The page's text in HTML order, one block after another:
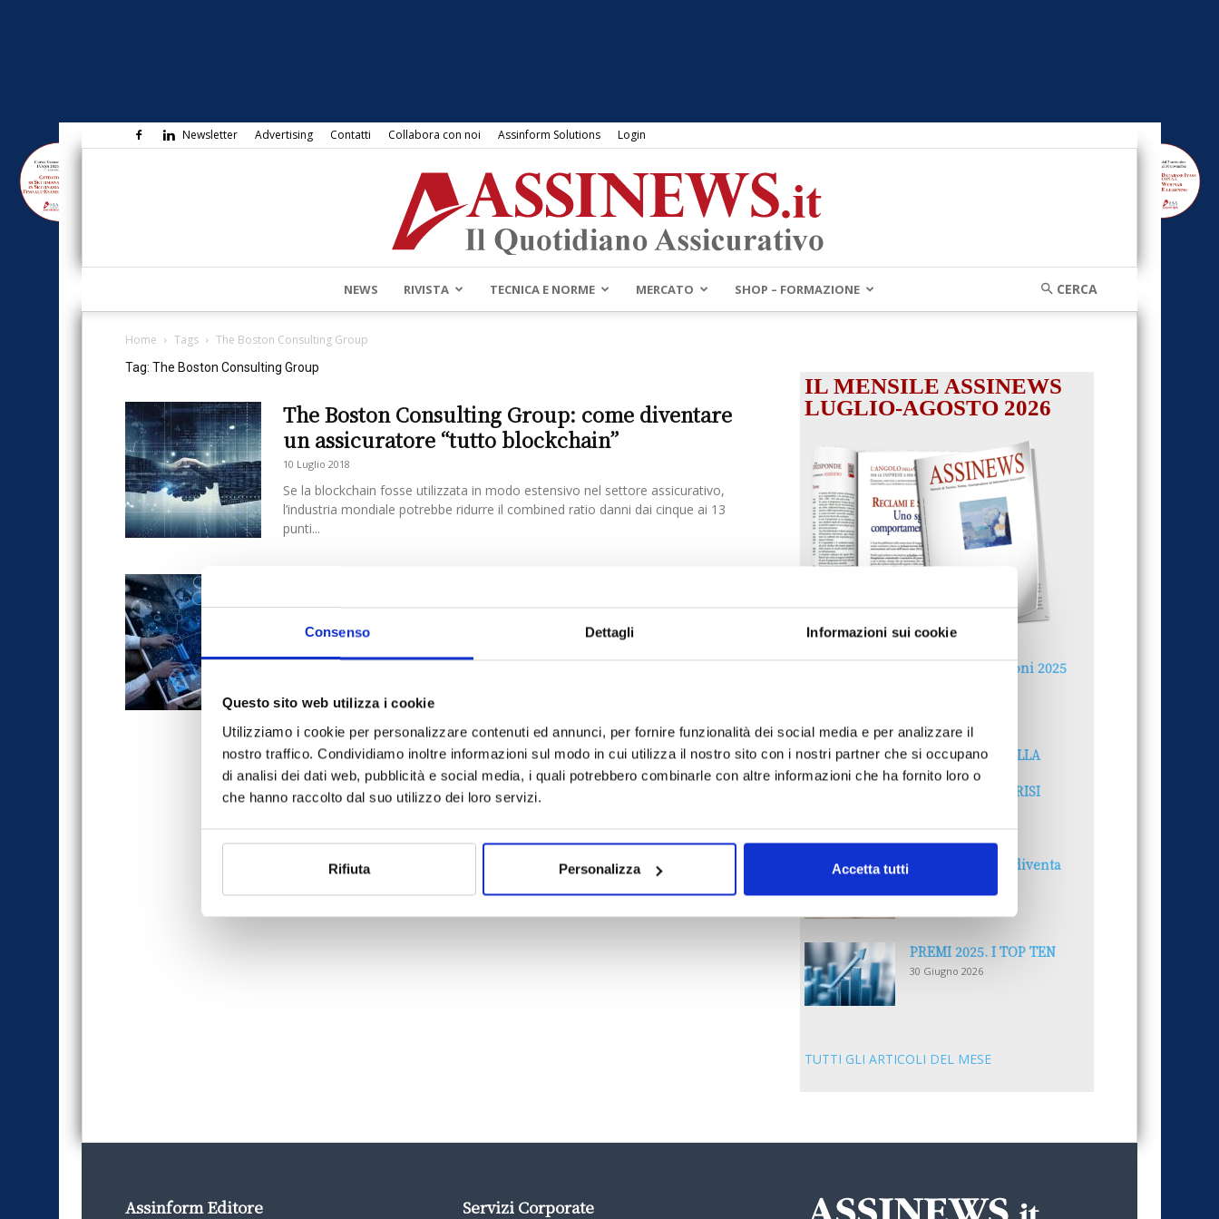
Consenso Dettagli Informazioni sui cookie
Questo sito web utilizza i cookie
Utilizziamo i cookie per personalizzare contenuti ed annunci, per fornire funzionalità dei social media e per analizzare il
nostro traffico. Condividiamo inoltre informazioni sul modo in cui utilizza il nostro sito con i nostri partner che si occupano
di analisi dei dati web, pubblicità e social media, i quali potrebbero combinarle con altre informazioni che ha fornito loro o
che hanno raccolto dal suo utilizzo dei loro servizi.
Rifiuta Personalizza Accetta tutti
Newsletter Advertising Contatti Collabora con noi Assinform Solutions Login
Assinews.it
NEWS RIVISTA TECNICA E NORME MERCATO SHOP – FORMAZIONE
Home Tags The Boston Consulting Group
Tag: The Boston Consulting Group
The Boston Consulting Group: come diventare
un assicuratore “tutto blockchain”
10 Luglio 2018
Se la blockchain fosse utilizzata in modo estensivo nel settore assicurativo,
l’industria mondiale potrebbe ridurre il combined ratio danni dai cinque ai 13
punti...
mondo
19 Gennaio 2017
Secondo l’ultima edizione dello studio The Most Innovative Companies
50...
IL MENSILE ASSINEWS
LUGLIO-AGOSTO 2026
Reclami e sanzioni 2025
LA GESTIONE DELLA
REPUTAZIONE.
RECENSIONI E CRISI
30 Giugno 2026
Il “Modulo CAI” diventa
PREMI 2025. I TOP TEN
30 Giugno 2026
TUTTI GLI ARTICOLI DEL MESE
Assinform Editore Servizi Corporate